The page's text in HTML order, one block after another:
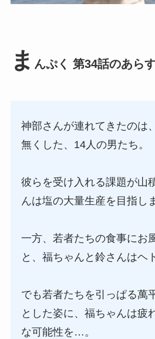
ま んぷく 第34話のあら
神部さんが連れてきたのは
無くした、14人の男たち。
彼らを受け入れる課題が山
んは塩の大量生産を目指し
一方、若者たちの食事にお
と、福ちゃんと鈴さんはヘ
でも若者たちを引っぱる萬
とした姿に、福ちゃんは疲
な可能性を…。